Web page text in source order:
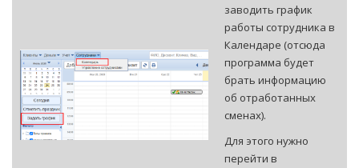
заводить график
работы сотрудника в
Календаре (отсюда
программа будет
брать информацию
об отработанных
сменах).
Для этого нужно
перейти в